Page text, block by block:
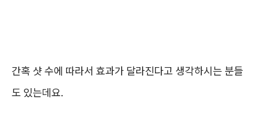
간혹 샷 수에 따라서 효과가 달라진다고 생각하시는 분들
도 있는데요.